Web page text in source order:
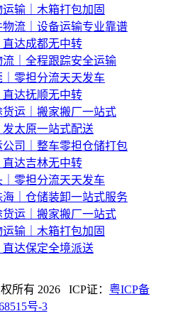
输｜木箱打包加固
流｜设备运输专业靠谱
达成都无中转
｜全程跟踪安全运输
零担分流天天发车
达抚顺无中转
运｜搬家搬厂一站式
太原一站式配送
司｜整车零担仓储打包
达吉林无中转
零担分流天天发车
｜仓储装卸一站式服务
运｜搬家搬厂一站式
输｜木箱打包加固
达保定全境派送
所有 2026 ICP证： 粤ICP备
号-3